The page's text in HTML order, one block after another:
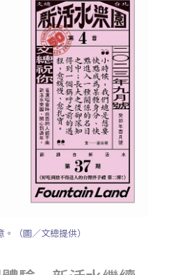
（圖／文總提供）